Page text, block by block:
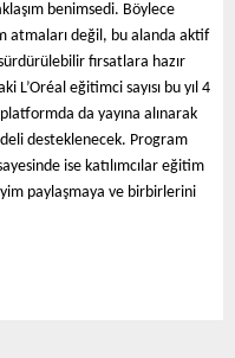
benimsedi. Böylece
atmaları değil, bu alanda aktif
fırsatlara hazır
eğitimci sayısı bu yıl 4
da yayına alınarak
desteklenecek. Program
ise katılımcılar eğitim
paylaşmaya ve birbirlerini